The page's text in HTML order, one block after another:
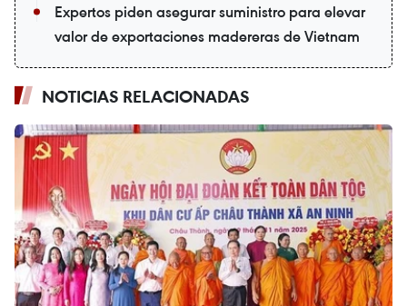
Expertos piden asegurar suministro para elevar
valor de exportaciones madereras de Vietnam
NOTICIAS RELACIONADAS